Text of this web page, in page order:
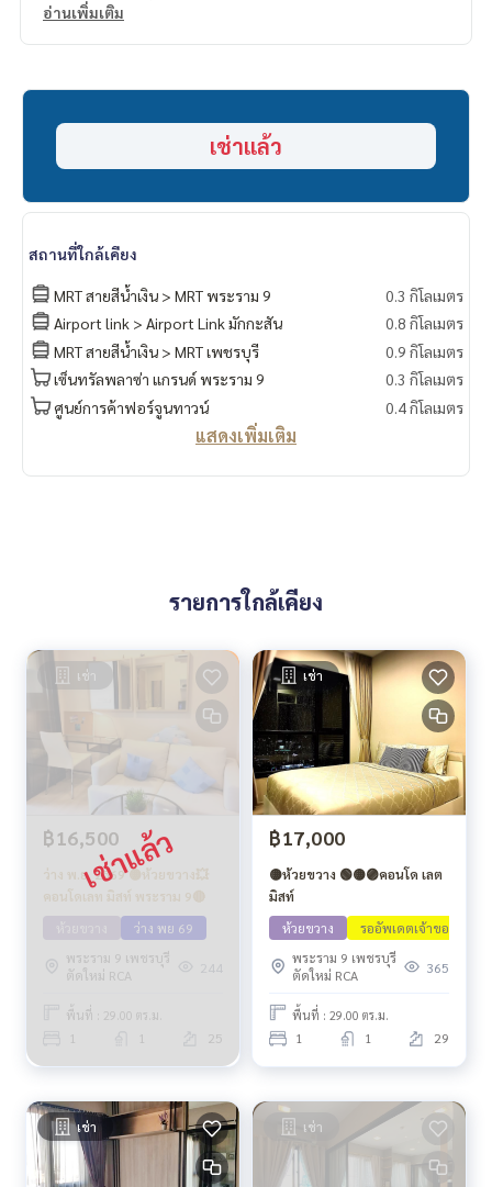
🦖 เตาไฟฟ้า+เครื่องดูดควัน
อ่านเพิ่มเติม
เช่าแล้ว
สถานที่ใกล้เคียง
MRT สายสีน้ำเงิน > MRT พระราม 9
0.3 กิโลเมตร
Airport link > Airport Link มักกะสัน
0.8 กิโลเมตร
MRT สายสีน้ำเงิน > MRT เพชรบุรี
0.9 กิโลเมตร
เซ็นทรัลพลาซ่า แกรนด์ พระราม 9
0.3 กิโลเมตร
ศูนย์การค้าฟอร์จูนทาวน์
0.4 กิโลเมตร
แสดงเพิ่มเติม
รายการใกล้เคียง
เช่า
฿16,500
ว่าง พ.ย. 2569 🟡ห้วยขวาง💥
คอนโดเลท มิสท์ พระราม 9🔴
ว่าง พย 69
พระราม 9 เพชรบุรี
ตัดใหม่ RCA
244
พื้นที่ : 29.00 ตร.ม.
1 1 25
เช่า
฿17,000
🟡ห้วยขวาง 🟢🟡🟣คอนโด เลต
มิสท์
ห้วยขวาง
รออัพเดตเจ้าของ
พระราม 9 เพชรบุรี
ตัดใหม่ RCA
365
พื้นที่ : 29.00 ตร.ม.
1 1 29
เช่า เช่า